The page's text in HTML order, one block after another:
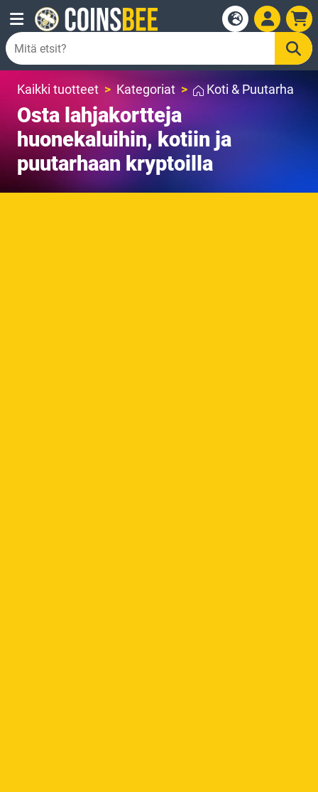
Kaikki tuotteet Kategoriat Koti & Puutarha
Osta lahjakortteja
huonekaluihin, kotiin ja
puutarhaan kryptoilla